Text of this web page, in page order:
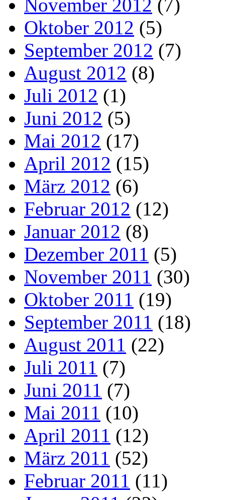
November 2012 (7)
Oktober 2012 (5)
September 2012 (7)
August 2012 (8)
Juli 2012 (1)
Juni 2012 (5)
Mai 2012 (17)
April 2012 (15)
März 2012 (6)
Februar 2012 (12)
Januar 2012 (8)
Dezember 2011 (5)
November 2011 (30)
Oktober 2011 (19)
September 2011 (18)
August 2011 (22)
Juli 2011 (7)
Juni 2011 (7)
Mai 2011 (10)
April 2011 (12)
März 2011 (52)
Februar 2011 (11)